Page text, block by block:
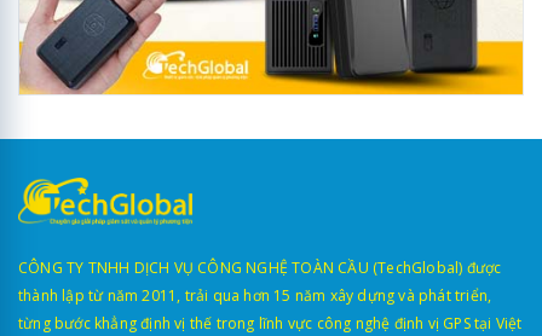
CÔNG TY TNHH DỊCH VỤ CÔNG NGHỆ TOÀN CẦU (TechGlobal) được
thành lập từ năm 2011, trải qua hơn 15 năm xây dựng và phát triển,
từng bước khẳng định vị thế trong lĩnh vực công nghệ định vị GPS tại Việt